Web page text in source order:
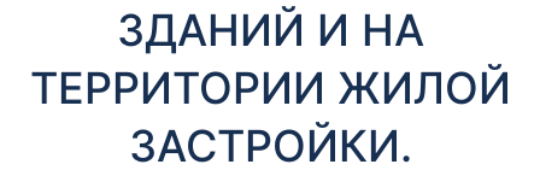
ЗДАНИЙ И НА
ТЕРРИТОРИИ ЖИЛОЙ
ЗАСТРОЙКИ.